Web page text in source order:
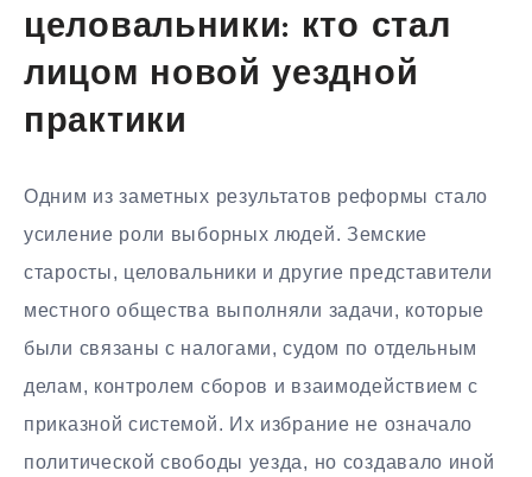
целовальники: кто стал
лицом новой уездной
практики
Одним из заметных результатов реформы стало
усиление роли выборных людей. Земские
старосты, целовальники и другие представители
местного общества выполняли задачи, которые
были связаны с налогами, судом по отдельным
делам, контролем сборов и взаимодействием с
приказной системой. Их избрание не означало
политической свободы уезда, но создавало иной